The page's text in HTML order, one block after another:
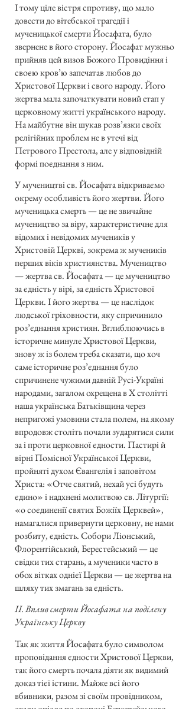
І тому ціле вістря спротиву, що мало
довести до вітебської трагедії і
мученицької смерти Йосафата, було
звернене в його сторону. Йосафат мужньо
прийняв цей визов Божого Провидіння і
своєю кров’ю запечатав любов до
Христової Церкви і свого народу. Його
жертва мала започаткувати новий етап у
церковному житті українського народу.
На майбутнє він шукав розв’язки своїх
релігійних проблем не в утечі від
Петрового Престола, але у відповідній
формі поєднання з ним.
У мучеництві св. Йосафата відкриваємо
окрему особливість його жертви. Його
мученицька смерть — це не звичайне
мучеництво за віру, характеристичне для
відомих і невідомих мучеників у
Христовій Церкві, зокрема ж мучеників
перших віків християнства. Мучеництво
— жертва св. Йосафата — це мучеництво
за єдність у вірі, за єдність Христової
Церкви. І його жертва — це наслідок
людської гріховности, яку спричинило
роз’єднання християн. Вглиблюючись в
історичне минуле Христової Церкви,
знову ж із болем треба сказати, що хоч
саме історичне роз’єднання було
спричинене чужими давній Русі-Україні
народами, загалом охрещена в X столітті
наша українська Батьківщина через
непригожі умовини стала полем, на якому
впродовж століть почали зударятися сили
за і проти церковної єдности. Пастирі й
вірні Помісної Української Церкви,
пройняті духом Євангелія і заповітом
Христа: «Отче святий, нехай усі будуть
єдино» і надхнені молитвою св. Літургії:
«о соєдиненії святих Божіїх Церквей»,
намагалися привернути церковну, не нами
розбиту, єдність. Собори Ліонський,
Флорентійський, Берестейський — це
свідки тих старань, а мученики часто в
обох вітках однієї Церкви — це жертва на
шляху тих змагань за єдність.
ІІ. Вплив смерти Йосафата на поділену
Українську Церкву
Так як життя Йосафата було символом
проповідання єдности Христової Церкви,
так його смерть почала діяти як видимий
доказ тієї істини. Майже всі його
вбивники, разом зі своїм провідником,